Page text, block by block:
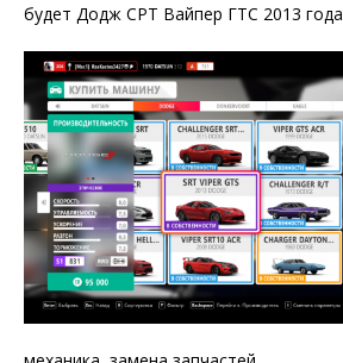
будет Додж СРТ Вайпер ГТС 2013 года